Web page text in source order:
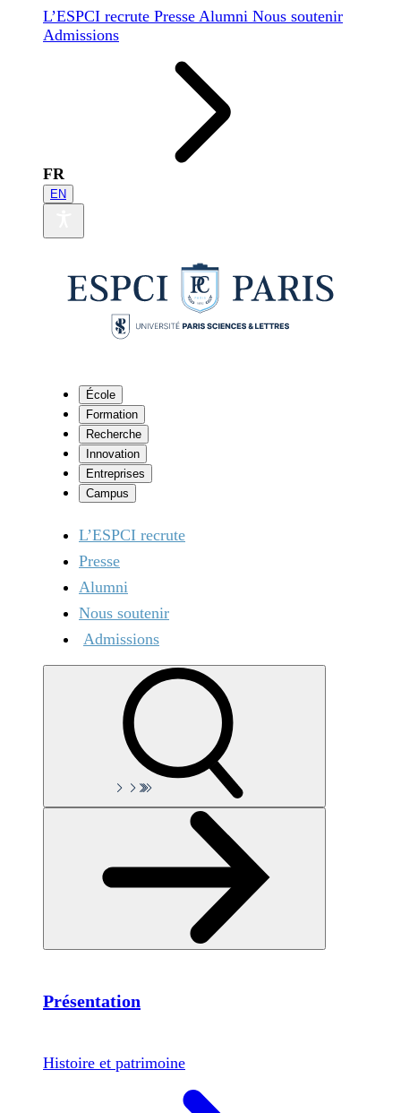
L’ESPCI recrute Presse Alumni Nous soutenir
Admissions
FR
EN
École
Formation
Recherche
Innovation
Entreprises
Campus
L’ESPCI recrute
Presse
Alumni
Nous soutenir
Admissions
Présentation
Histoire et patrimoine